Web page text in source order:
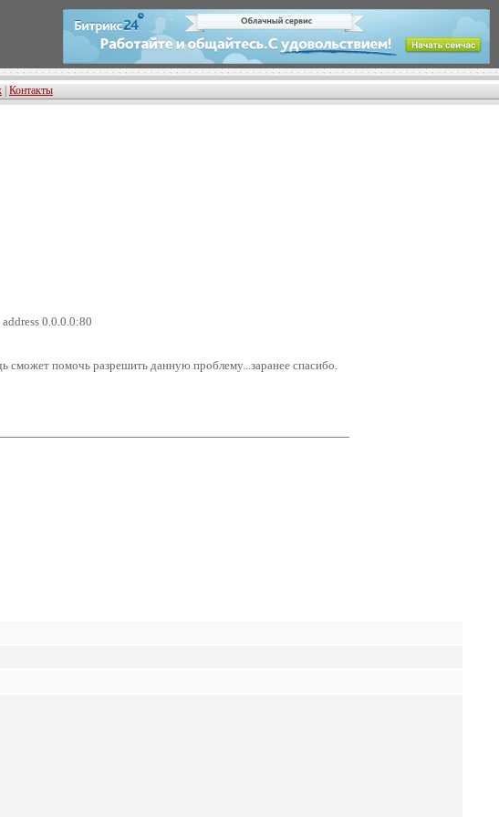
Контакты
0.0.0.0:80
помочь разрешить данную проблему...заранее спасибо.